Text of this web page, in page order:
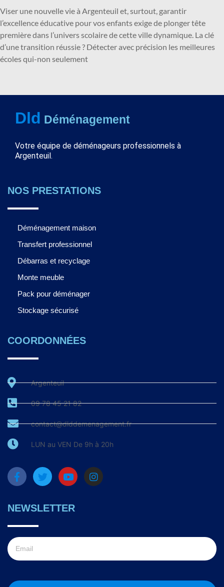
Viser une nouvelle vie à Argenteuil et, surtout, garantir
l’excellence éducative pour vos enfants exige de plonger tête
première dans l’univers scolaire de cette ville dynamique. La clé
d’une transition réussie ? Détecter avec précision les meilleures
écoles qui-non seulement
Dld Déménagement
Votre équipe de déménageurs professionnels à
Argenteuil.
NOS PRESTATIONS
Déménagement maison
Transfert professionnel
Débarras et recyclage
Monte meuble
Pack pour déménager
Stockage sécurisé
COORDONNÉES
Argenteuil
09 78 45 21 82
contact@dlddemenagement.fr
LUN au VEN De 9h à 20h
NEWSLETTER